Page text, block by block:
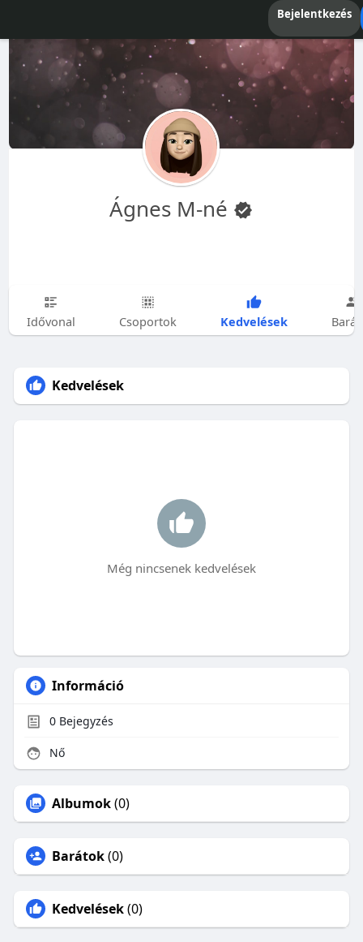
Bejelentkezés
Ágnes M-né
Idővonal Csoportok Kedvelések
Kedvelések
Még nincsenek kedvelések
Információ
0Bejegyzés
Nő
Albumok(0)
Barátok(0)
Kedvelések(0)